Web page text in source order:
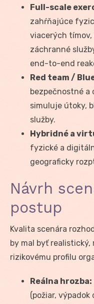
Full-scale
zahŕňajúce
viacerých tímov,
záchranné
end-to-end
Red team /
bezpečnostné a
simuluje útoky,
služby.
Hybridné a
fyzické a
geograficky
Návrh
postup
Kvalita scenára
by mal byť
rizikovému profilu
Reálna hrozba:
(požiar,